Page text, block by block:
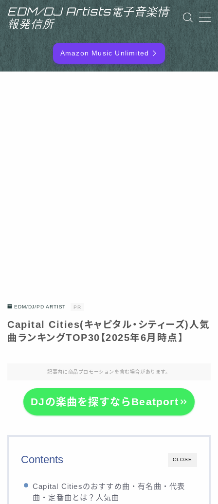
EDM/DJ Artists電子音楽情
報発信所
MENU
EDM/DJ/PD ARTIST
Amazon Music Unlimited
EDM/DJ/PD ARTIST PR
Capital Cities(キャピタル・シティーズ)人気
曲ランキングTOP30【2025年6月時点】
記事内に商品プロモーションを含む場合があります。
DJの楽曲を探すならBeatport
CLOSE
Contents
Capital Citiesのおすすめ曲・有名曲・代表
曲・定番曲とは？人気曲